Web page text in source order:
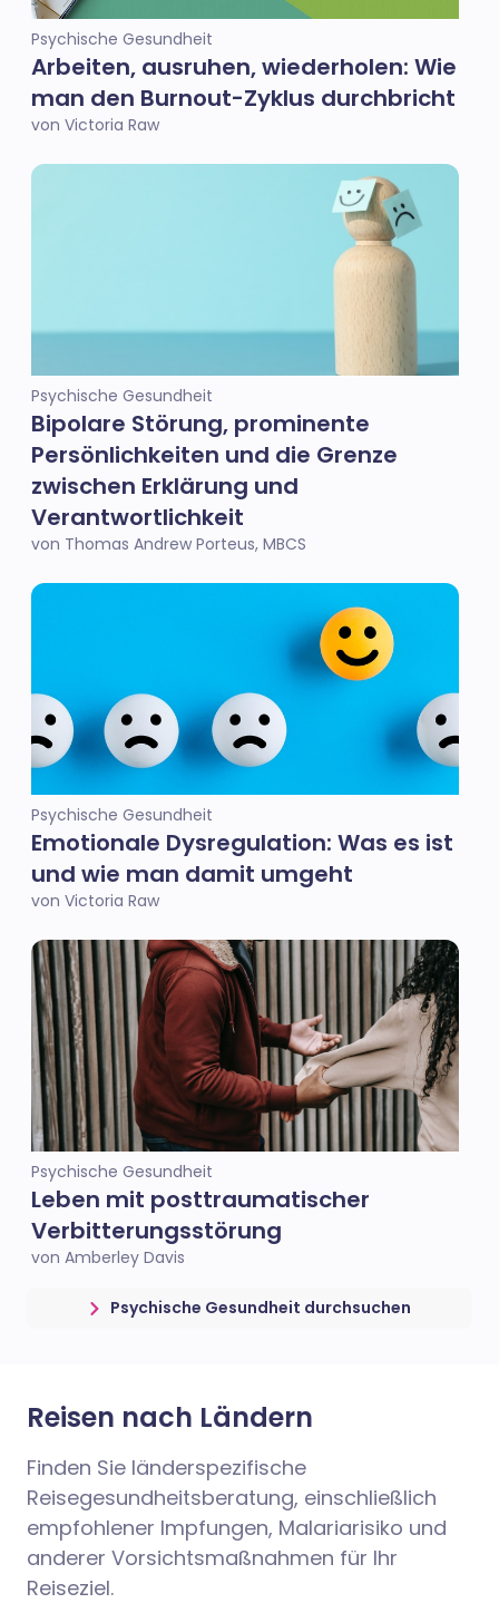
Psychische Gesundheit
Arbeiten, ausruhen, wiederholen: Wie
man den Burnout-Zyklus durchbricht
von Victoria Raw
Psychische Gesundheit
Bipolare Störung, prominente
Persönlichkeiten und die Grenze
zwischen Erklärung und
Verantwortlichkeit
von Thomas Andrew Porteus, MBCS
Psychische Gesundheit
Emotionale Dysregulation: Was es ist
und wie man damit umgeht
von Victoria Raw
Psychische Gesundheit
Leben mit posttraumatischer
Verbitterungsstörung
von Amberley Davis
Psychische Gesundheit durchsuchen
Reisen nach Ländern
Finden Sie länderspezifische
Reisegesundheitsberatung, einschließlich
empfohlener Impfungen, Malariarisiko und
anderer Vorsichtsmaßnahmen für Ihr
Reiseziel.